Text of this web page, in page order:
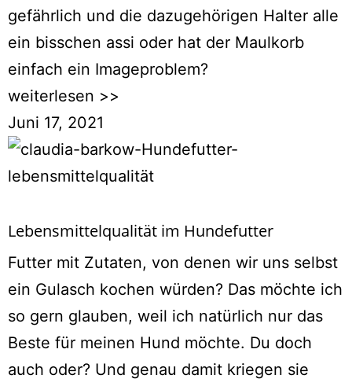
gefährlich und die dazugehörigen Halter alle
ein bisschen assi oder hat der Maulkorb
einfach ein Imageproblem?
weiterlesen >>
Juni 17, 2021
Lebensmittelqualität im Hundefutter
Futter mit Zutaten, von denen wir uns selbst
ein Gulasch kochen würden? Das möchte ich
so gern glauben, weil ich natürlich nur das
Beste für meinen Hund möchte. Du doch
auch oder? Und genau damit kriegen sie